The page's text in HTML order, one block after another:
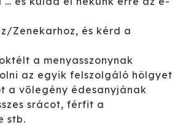
Zenekarhoz, és kérd a
a menyasszonynak
az egyik felszolgáló hölgyet
a vőlegény édesanyjának
srácot, férfit a
stb.